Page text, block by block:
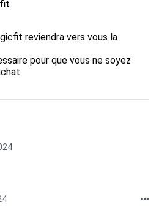
reviendra vers vous la
pour que vous ne soyez